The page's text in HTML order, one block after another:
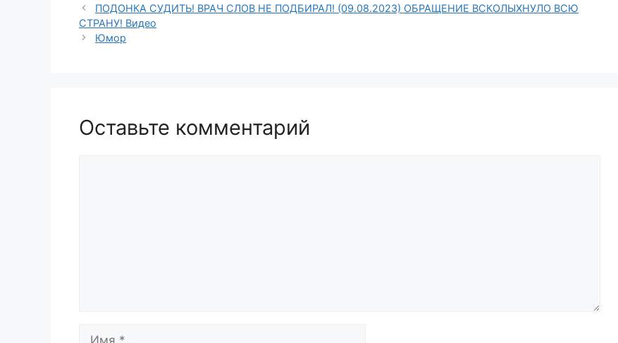
ПОДОНКА СУДИТЬ! ВРАЧ СЛОВ НЕ ПОДБИРАЛ! (09.08.2023) ОБРАЩЕНИЕ ВСКОЛЫХНУЛО ВСЮ
СТРАНУ! Видео
Юмор
Оставьте комментарий